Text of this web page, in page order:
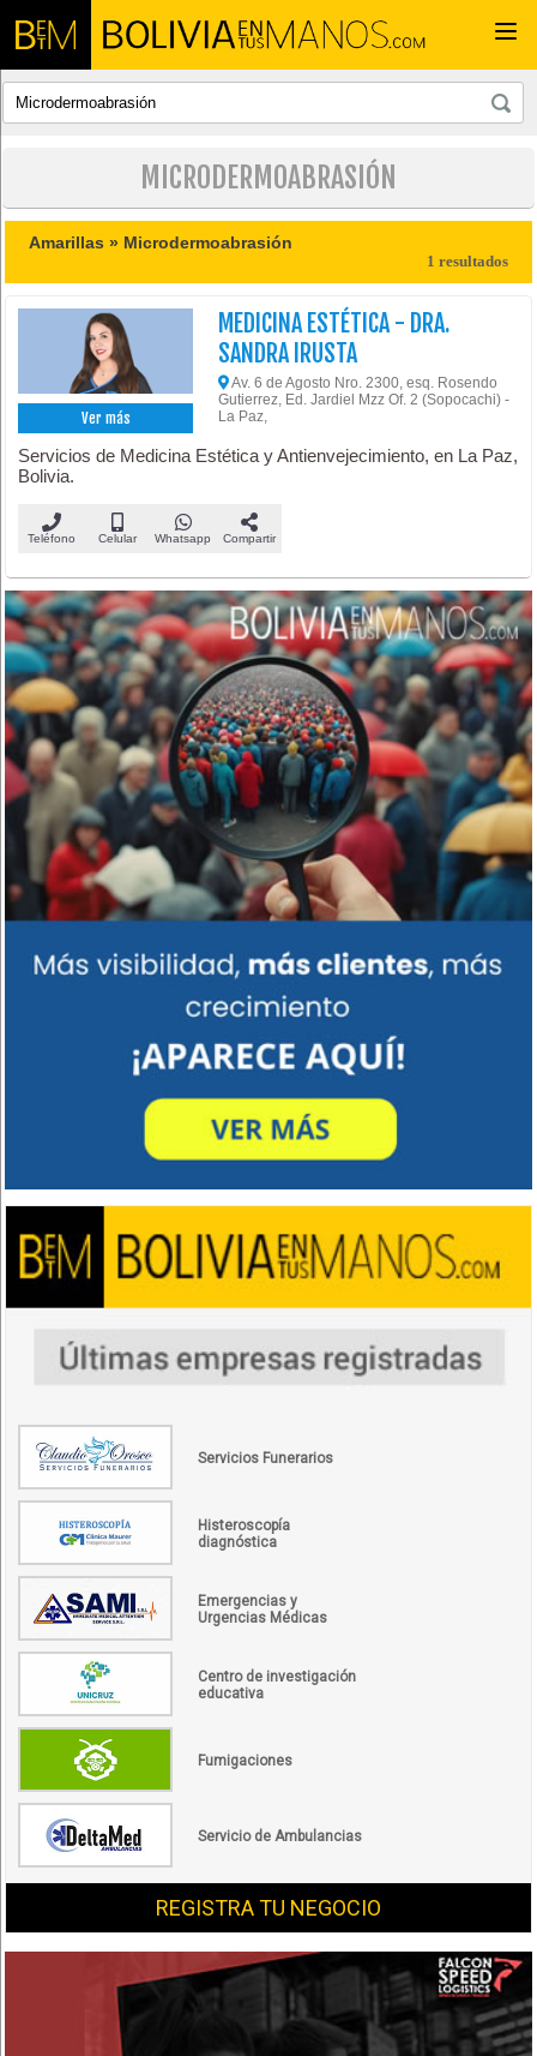
MICRODERMOABRASIÓN
Amarillas » Microdermoabrasión
1 resultados
Ver más
MEDICINA ESTÉTICA - DRA.
SANDRA IRUSTA
Av. 6 de Agosto Nro. 2300, esq. Rosendo
Gutierrez, Ed. Jardiel Mzz Of. 2 (Sopocachi) -
La Paz,
Servicios de Medicina Estética y Antienvejecimiento, en La Paz,
Bolivia.
Teléfono Celular Whatsapp Compartir
Servicios Funerarios
Histeroscopía
diagnóstica
Emergencias y
Urgencias Médicas
Centro de investigación
educativa
Fumigaciones
Servicio de Ambulancias
REGISTRA TU NEGOCIO